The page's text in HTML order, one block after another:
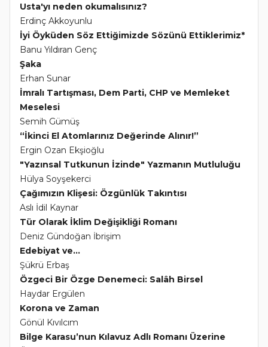
Usta'yı neden okumalısınız?
Erdinç Akkoyunlu
İyi Öyküden Söz Ettiğimizde Sözünü Ettiklerimiz*
Banu Yıldıran Genç
Şaka
Erhan Sunar
İmralı Tartışması, Dem Parti, CHP ve Memleket
Meselesi
Semih Gümüş
“İkinci El Atomlarınız Değerinde Alınır!”
Ergin Ozan Ekşioğlu
"Yazınsal Tutkunun İzinde" Yazmanın Mutluluğu
Hülya Soyşekerci
Çağımızın Klişesi: Özgünlük Takıntısı
Aslı İdil Kaynar
Tür Olarak İklim Değişikliği Romanı
Deniz Gündoğan İbrişim
Edebiyat ve...
Şükrü Erbaş
Özgeci Bir Özge Denemeci: Salâh Birsel
Haydar Ergülen
Korona ve Zaman
Gönül Kıvılcım
Bilge Karasu’nun Kılavuz Adlı Romanı Üzerine